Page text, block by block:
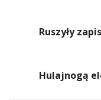
Ruszyły
Hulajnogą